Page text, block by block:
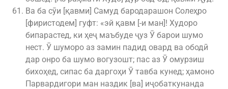
Ва ба сӯи [қавми] Самуд бародарашон Солеҳро
[фиристодем] гуфт: «эй қавм [-и ман]! Худоро
бипарастед, ки ҳеҷ маъбуде ҷуз Ӯ барои шумо
нест. Ӯ шуморо аз замин падид овард ва ободӣ
дар онро ба шумо вогузошт; пас аз Ӯ омурзиш
бихоҳед, сипас ба даргоҳи Ӯ тавба кунед; ҳамоно
Парвардигори ман наздик [ва] иҷобаткунанда